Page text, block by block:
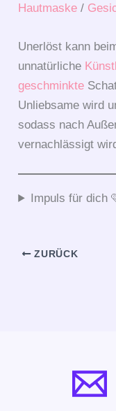
Hautmaske /
Unerlöst kann
unnatürliche
geschminkte
Unliebsame wird
sodass nach
vernachlässigt
Impuls für dich
ZURÜCK